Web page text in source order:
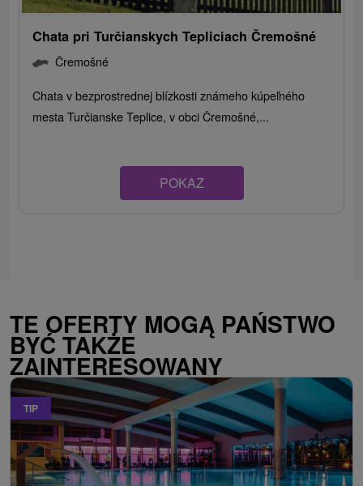
Chata pri Turčianskych Tepliciach Čremošné
Čremošné
Chata v bezprostrednej blízkosti známeho kúpeľného
mesta Turčianske Teplice, v obci Čremošné,...
POKAZ
TE OFERTY MOGĄ PAŃSTWO
BYĆ TAKŻE
ZAINTERESOWANY
TIP